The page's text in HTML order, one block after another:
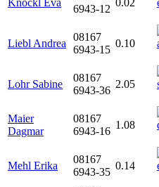
Knöckl Eva
6943-12
0.02
Liebl Andrea
08167
6943-15
0.10
Lohr Sabine
08167
6943-36
2.05
Maier
Dagmar
08167
6943-16
1.08
Mehl Erika
08167
6943-35
0.14